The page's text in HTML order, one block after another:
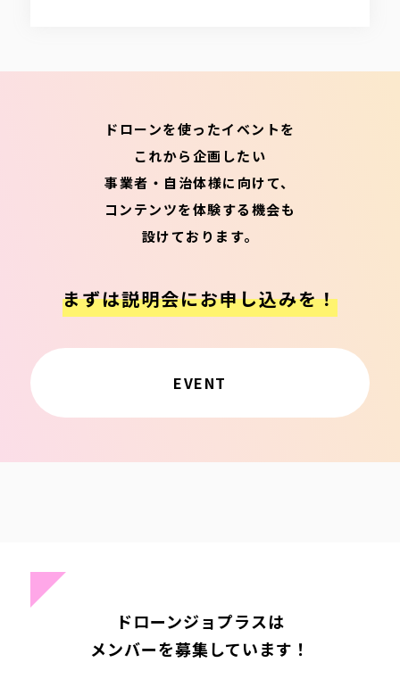
ドローンを使ったイベントを
これから企画したい
事業者・自治体様に向けて、
コンテンツを体験する機会も
設けております。
まずは説明会にお申し込みを！
EVENT
ドローンジョプラスは
メンバーを募集しています！